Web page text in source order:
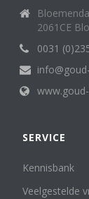
2061CE
0031
SERVICE
Kennisbank
Veelgestelde